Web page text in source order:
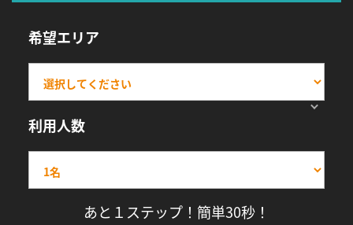
希望エリア
利用人数
あと１ステップ！簡単30秒！